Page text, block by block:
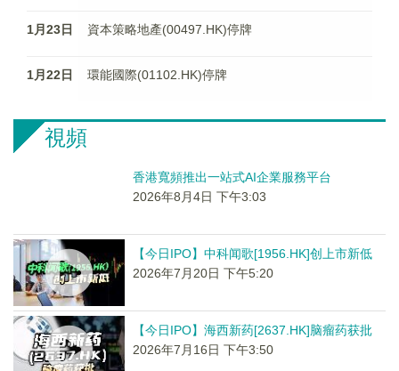
1月23日 資本策略地產(00497.HK)停牌
1月22日 環能國際(01102.HK)停牌
視頻
香港寬頻推出一站式AI企業服務平台
2026年8月4日 下午3:03
【今日IPO】中科闻歌[1956.HK]创上市新低
2026年7月20日 下午5:20
【今日IPO】海西新药[2637.HK]脑瘤药获批
2026年7月16日 下午3:50